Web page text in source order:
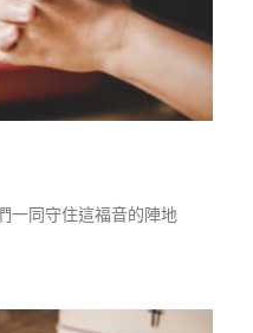
一同守住這福音的陣地